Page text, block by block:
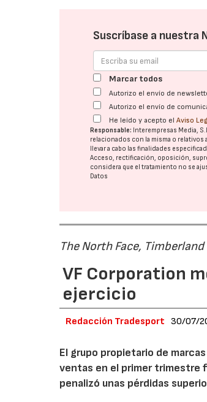
Suscríbase a nuestra
Marcar todos
Autorizo el envío de
Autorizo el envío de
He leído y acepto elAviso
Responsable: Interempresas Media,
relacionados con la misma o
llevar a cabo las finalidades
Acceso, rectificación, oposición,
considera que el tratamiento no se
Datos
The North Face,
VF Corporation
ejercicio
Redacción Tradesport 30/07/
El grupo propietario de
ventas en el primer trimestre
penalizó unas pérdidas